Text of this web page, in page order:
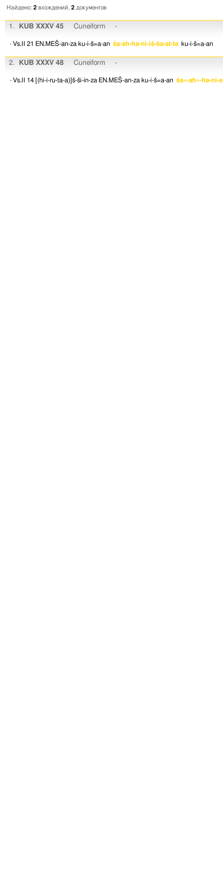
Найдено: 2 вхождений, 2 документов
1. KUB XXXV 45 Cuneiform -
· Vs.II 21 EN.MEŠ-an-za ku-i-š=a-an ša-ah-ha-ni-iš-ša-at-ta ku-i-š=a-an
2. KUB XXXV 48 Cuneiform -
· Vs.II 14 [(hi-i-ru-ta-a)]š-ši-in-za EN.MEŠ-an-za ku-i-š=a-an ša«-ah»-ha-ni-